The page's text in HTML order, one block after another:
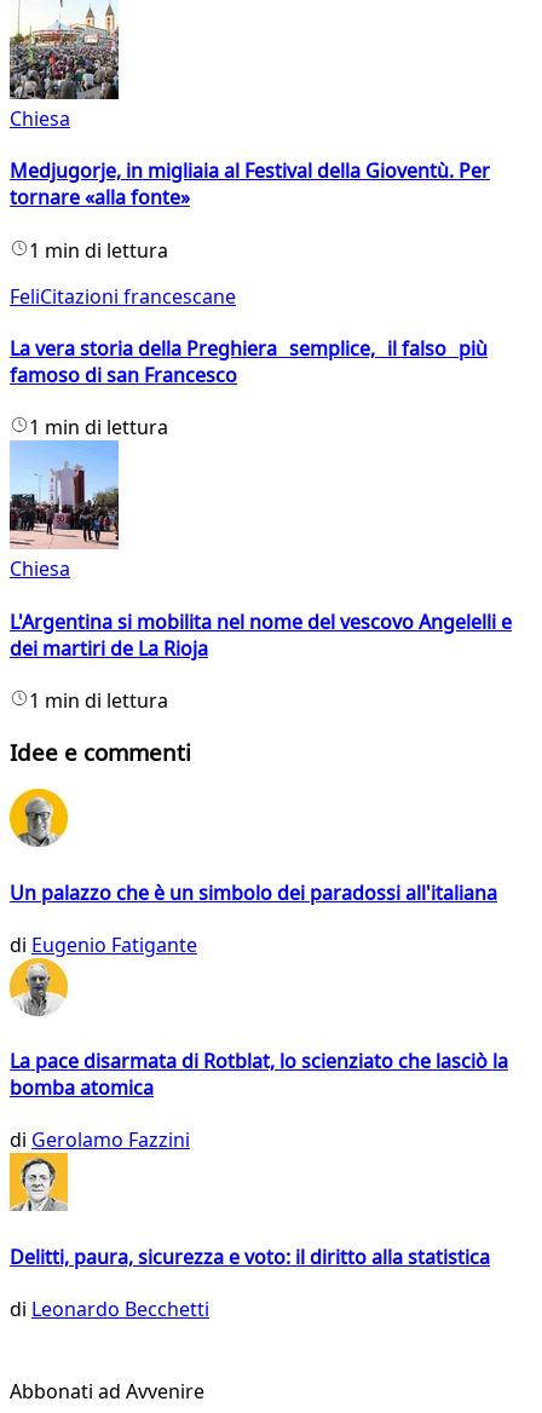
Chiesa
Medjugorje, in migliaia al Festival della Gioventù. Per
tornare «alla fonte»
1 min di lettura
FeliCitazioni francescane
La vera storia della Preghiera semplice, il falso più
famoso di san Francesco
1 min di lettura
Chiesa
L'Argentina si mobilita nel nome del vescovo Angelelli e
dei martiri de La Rioja
1 min di lettura
Idee e commenti
Un palazzo che è un simbolo dei paradossi all'italiana
di Eugenio Fatigante
La pace disarmata di Rotblat, lo scienziato che lasciò la
bomba atomica
di Gerolamo Fazzini
Delitti, paura, sicurezza e voto: il diritto alla statistica
di Leonardo Becchetti
Abbonati ad Avvenire